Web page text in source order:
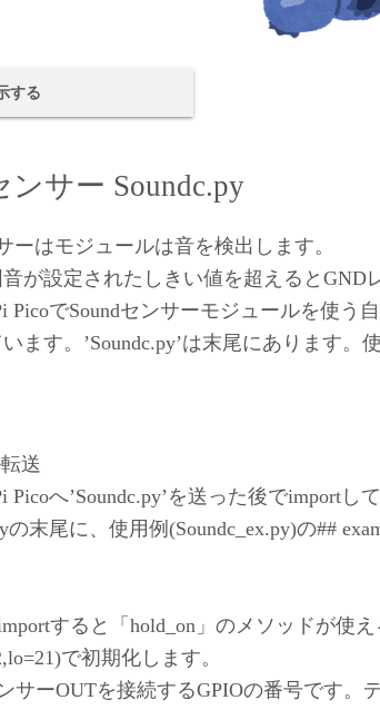
する
サー Soundc.py
ンサー Soundc.py
ーはモジュールは音を検出します。
が設定されたしきい値を超えるとGND
PicoでSoundセンサーモジュールを使う
ます。’Soundc.py’は末尾にあります。
送
Picoへ’Soundc.py’を送った後でimportし
の末尾に、使用例(Soundc_ex.py)の##
importすると「hold_on」のメソッドが使
で初期化します。
サーOUTを接続するGPIOの番号です。